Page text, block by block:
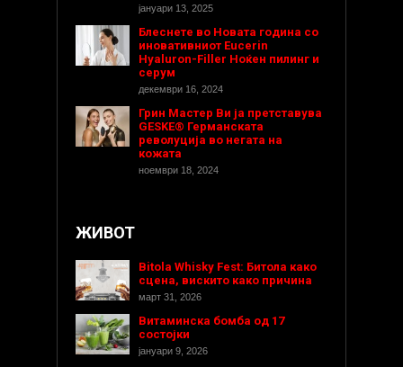
јануари 13, 2025
Блеснете во Новата година со
иновативниот Eucerin
Hyaluron-Filler Ноќен пилинг и
серум
декември 16, 2024
Грин Мастер Ви ја претставува
GESKE® Германската
револуција во негата на
кожата
ноември 18, 2024
ЖИВОТ
Bitola Whisky Fest: Битола како
сцена, вискито како причина
март 31, 2026
Витаминска бомба од 17
состојки
јануари 9, 2026